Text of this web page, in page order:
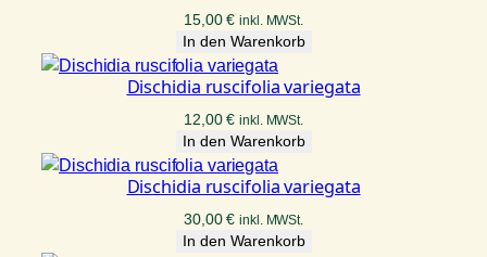
15,00€ inkl. MWSt.
In den Warenkorb
Dischidia ruscifolia variegata
12,00€ inkl. MWSt.
In den Warenkorb
Dischidia ruscifolia variegata
30,00€ inkl. MWSt.
In den Warenkorb